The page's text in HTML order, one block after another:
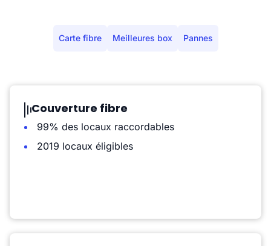
Carte fibre Meilleures box Pannes
Couverture fibre
99% des locaux raccordables
2019 locaux éligibles